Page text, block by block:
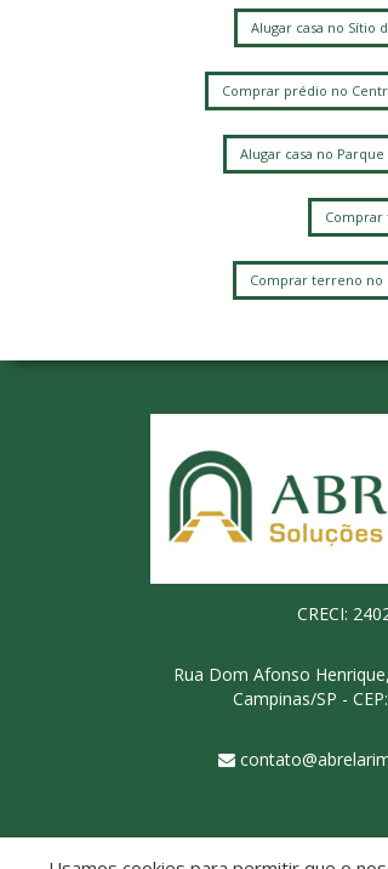
Alugar casa no Sítio
Comprar prédio no
Alugar casa no
Comprar
Comprar terreno no
CRECI:
Rua Dom Afonso
Campinas/SP -